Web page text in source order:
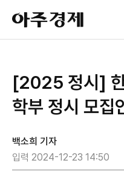
아
주
경
[2025 정시]
학부 정시 모집
백소희 기자
입력 2024-12-23 14:50